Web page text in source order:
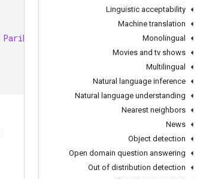
Linguistic acceptability
Machine translation
Monolingual
Movies and tv shows
Multilingual
Natural language inference
Natural language understanding
Nearest neighbors
News
Object detection
Open domain question answering
Out of distribution detection
Parikh Danielle